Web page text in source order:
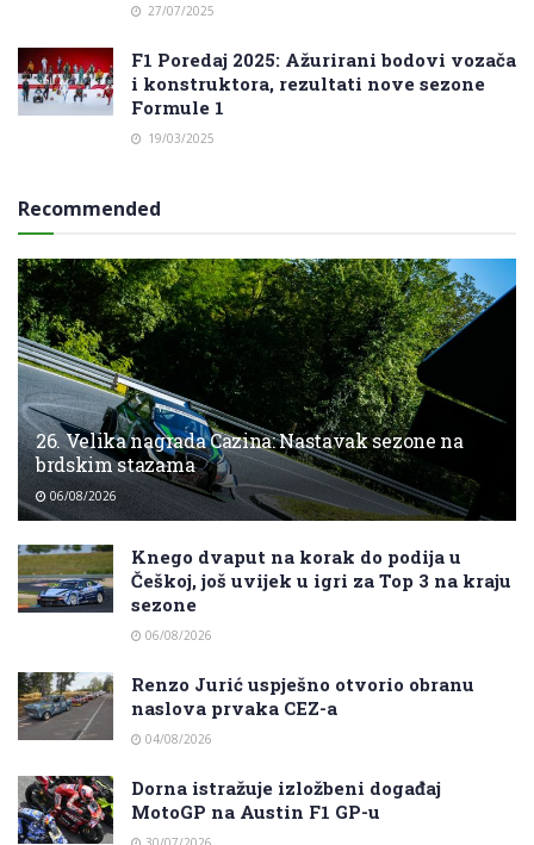
27/07/2025
F1 Poredaj 2025: Ažurirani bodovi vozača
i konstruktora, rezultati nove sezone
Formule 1
19/03/2025
Recommended
26. Velika nagrada Cazina: Nastavak sezone na
brdskim stazama
06/08/2026
Knego dvaput na korak do podija u
Češkoj, još uvijek u igri za Top 3 na kraju
sezone
06/08/2026
Renzo Jurić uspješno otvorio obranu
naslova prvaka CEZ-a
04/08/2026
Dorna istražuje izložbeni događaj
MotoGP na Austin F1 GP-u